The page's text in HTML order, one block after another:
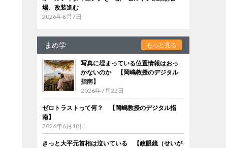
場、改装進む
2026年8月7日
まめ学 もっと見る
写真に埋まっている位置情報はおっ
かないのか 【岡嶋教授のデジタル
指南】
2026年7月22日
ゼロトラストって何？ 【岡嶋教授のデジタル指
南】
2026年6月18日
きっと大平元首相は泣いている 【政眼鏡（せいが